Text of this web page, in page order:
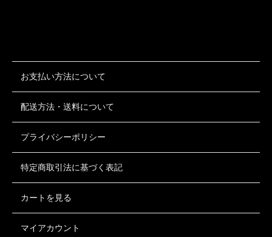
お支払い方法について
配送方法・送料について
プライバシーポリシー
特定商取引法に基づく表記
カートを見る
マイアカウント